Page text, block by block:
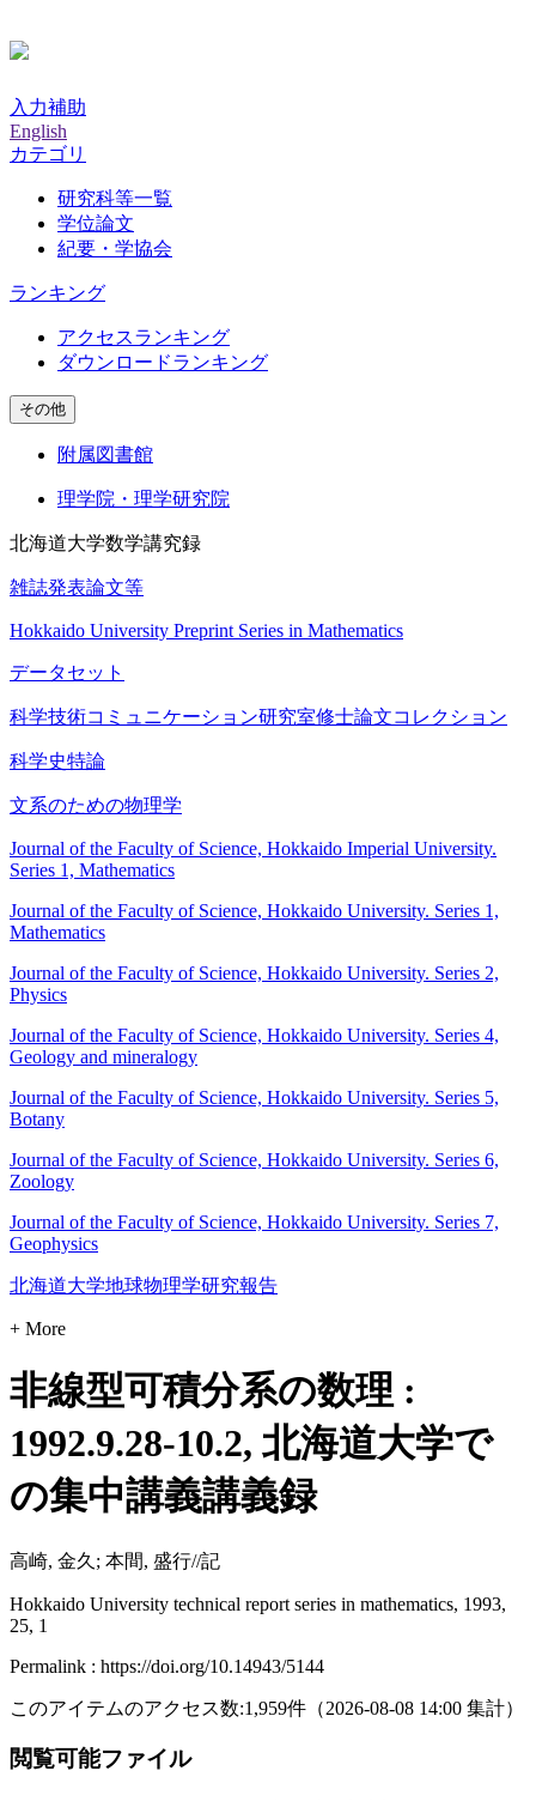
入力補助
English
カテゴリ
研究科等一覧
学位論文
紀要・学協会
ランキング
アクセスランキング
ダウンロードランキング
その他
附属図書館
理学院・理学研究院
北海道大学数学講究録
雑誌発表論文等
Hokkaido University Preprint Series in Mathematics
データセット
科学技術コミュニケーション研究室修士論文コレクション
科学史特論
文系のための物理学
Journal of the Faculty of Science, Hokkaido Imperial University.
Series 1, Mathematics
Journal of the Faculty of Science, Hokkaido University. Series 1,
Mathematics
Journal of the Faculty of Science, Hokkaido University. Series 2,
Physics
Journal of the Faculty of Science, Hokkaido University. Series 4,
Geology and mineralogy
Journal of the Faculty of Science, Hokkaido University. Series 5,
Botany
Journal of the Faculty of Science, Hokkaido University. Series 6,
Zoology
Journal of the Faculty of Science, Hokkaido University. Series 7,
Geophysics
北海道大学地球物理学研究報告
+ More
非線型可積分系の数理 :
1992.9.28-10.2, 北海道大学で
の集中講義講義録
高崎, 金久; 本間, 盛行//記
Hokkaido University technical report series in mathematics, 1993,
25, 1
Permalink : https://doi.org/10.14943/5144
このアイテムのアクセス数:1,959件 （2026-08-08 14:00 集計）
閲覧可能ファイル